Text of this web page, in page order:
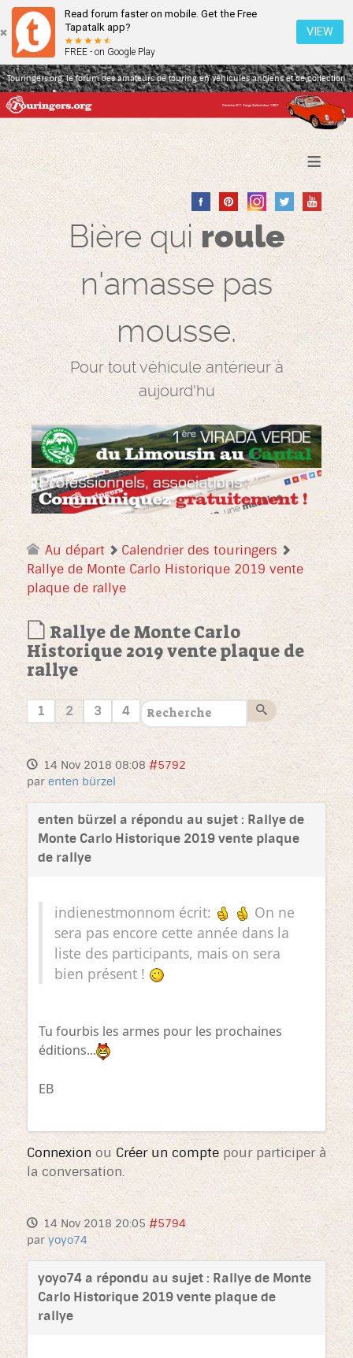
Read forum faster on mobile. Get the Free
Tapatalk app?
FREE - on Google Play
VIEW
Touringers.org, le forum des amateurs de touring en véhicules anciens et de collection
≡
Bière quiroule
n'amasse pas
mousse.
Pour tout véhicule antérieur à
aujourd'hu
Au départ
Calendrier des touringers
Rallye de Monte Carlo Historique 2019 vente
plaque de rallye
Rallye de Monte Carlo
Historique 2019 vente plaque de
rallye
1 2 3 4
14 Nov 2018 08:08 #5792
par enten bürzel
enten bürzel a répondu au sujet : Rallye de
Monte Carlo Historique 2019 vente plaque
de rallye
indienestmonnom écrit:
On ne
sera pas encore cette année dans la
liste des participants, mais on sera
bien présent !
Tu fourbis les armes pour les prochaines
éditions...
EB
Connexion ouCréer un compte pour participer à
la conversation.
14 Nov 2018 20:05 #5794
paryoyo74
yoyo74 a répondu au sujet : Rallye de Monte
Carlo Historique 2019 vente plaque de
rallye